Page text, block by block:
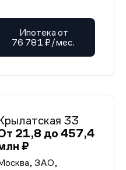
Ипотека от
76 781 ₽/мес.
33
21,8 до 457,4
₽
ЗАО,